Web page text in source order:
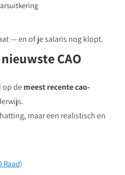
— en of je salaris nog klopt.
CAO
op demeest recente cao-
maar een realistisch en
Raad)